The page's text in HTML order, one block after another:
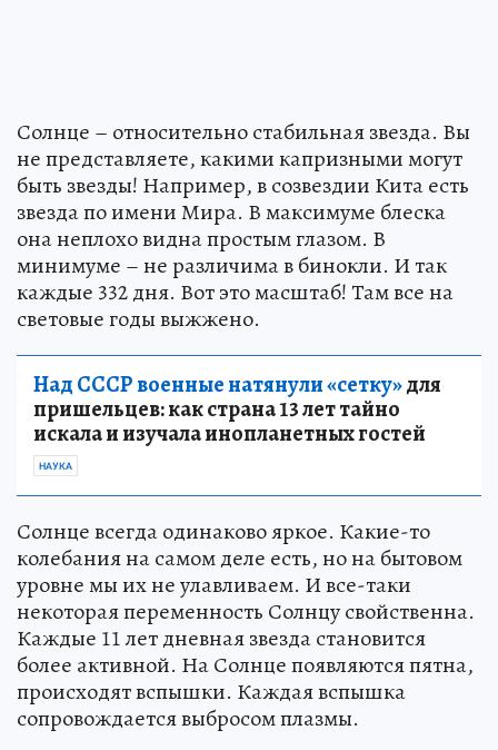
Солнце – относительно стабильная звезда. Вы
не представляете, какими капризными могут
быть звезды! Например, в созвездии Кита есть
звезда по имени Мира. В максимуме блеска
она неплохо видна простым глазом. В
минимуме – не различима в бинокли. И так
каждые 332 дня. Вот это масштаб! Там все на
световые годы выжжено.
Над СССР военные натянули «сетку»для
пришельцев: как страна 13 лет тайно
искала и изучала инопланетных гостей
НАУКА
Солнце всегда одинаково яркое. Какие-то
колебания на самом деле есть, но на бытовом
уровне мы их не улавливаем. И все-таки
некоторая переменность Солнцу свойственна.
Каждые 11 лет дневная звезда становится
более активной. На Солнце появляются пятна,
происходят вспышки. Каждая вспышка
сопровождается выбросом плазмы.